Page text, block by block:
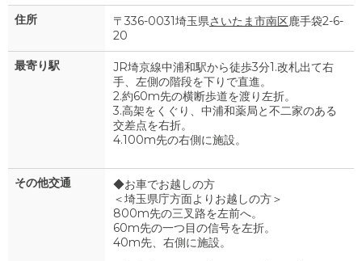
住所 〒336-0031埼玉県さいたま市南区鹿手袋2-6-
20
最寄り駅
JR埼京線中浦和駅から徒歩3分1.改札出て右
手、左側の階段を下りで直進。
2.約60m先の横断歩道を渡り左折。
3.高架をくぐり、中浦和薬局と不二家のある
交差点を右折。
4.100m先の右側に施設。
その他交通
◆お車でお越しの方
＜埼玉県庁方面よりお越しの方＞
800m先の三叉路を左前へ。
60m先の一つ目の信号を左折。
40m先、右側に施設。